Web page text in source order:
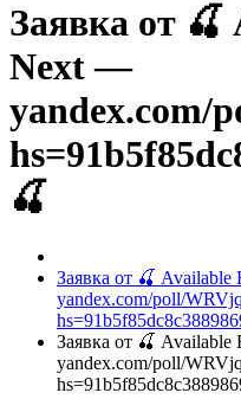
Заявка от
Next —
yandex.com/
🍒
Заявка от 🍒
yandex.com/poll/
Заявка от 🍒
yandex.com/poll/